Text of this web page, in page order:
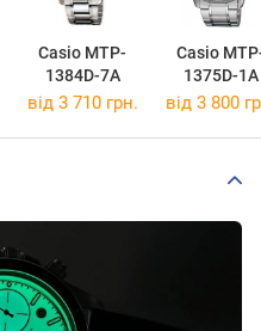
Casio MTP-
1384D-7A
Casio
1375D-1A
від 3 710 грн. від 3 800